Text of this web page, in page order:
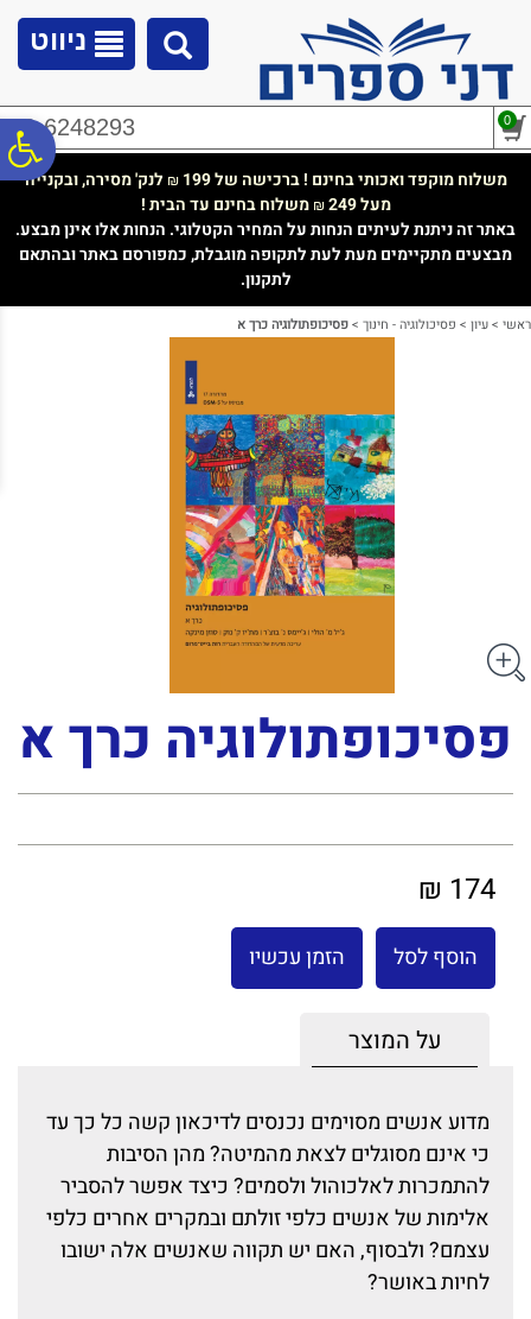
נגישות
ניווט
02-6248293 0
משלוח מוקפד ואכותי בחינם ! ברכישה של 199 ₪ לנק' מסירה, ובקנייה
מעל 249
₪משלוח בחינם עד הבית !
באתר זה ניתנת לעיתים הנחות על המחיר הקטלוגי. הנחות אלו אינן מבצע.
מבצעים מתקיימים מעת לעת לתקופה מוגבלת, כמפורסם באתר ובהתאם
לתקנון.
ראשי >עיון > פסיכולוגיה - חינוך >פסיכופתולוגיה כרך א
פסיכופתולוגיה כרך א
174 ₪
הוסף לסל הזמן עכשיו
על המוצר
מדוע אנשים מסוימים נכנסים לדיכאון קשה כל כך עד
כי אינם מסוגלים לצאת מהמיטה? מהן הסיבות
להתמכרות לאלכוהול ולסמים? כיצד אפשר להסביר
אלימות של אנשים כלפי זולתם ובמקרים אחרים כלפי
עצמם? ולבסוף, האם יש תקווה שאנשים אלה ישובו
לחיות באושר?